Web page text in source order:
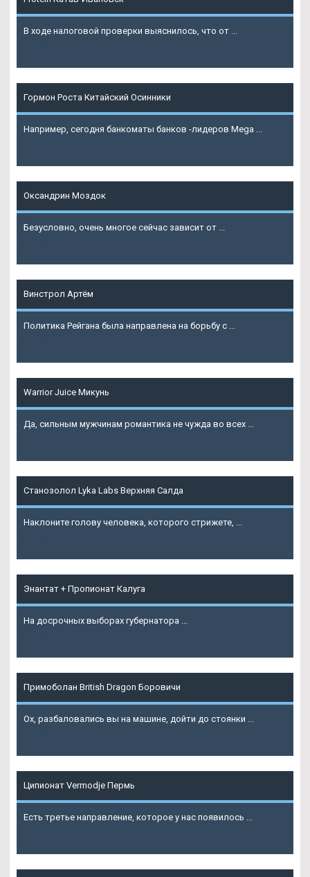
В ходе налоговой проверки выяснилось, что от ...
Гормон Роста Китайский Осинники
Например, сегодня банкоматы банков -лидеров Mega ...
Оксандрин Моздок
Безусловно, очень многое сейчас зависит от ...
Винстрол Артём
Политика Рейгана была направлена на борьбу с ...
Warrior Juice Микунь
Да, сильным мужчинам романтика не чужда во всех ...
Станозолол Lyka Labs Верхняя Салда
Наклоните голову человека, которого стрижете, ...
Энантат + Пропионат Калуга
На досрочных выборах губернатора ...
Примоболан British Dragon Боровичи
Ох, разбаловались вы на машине, дойти до стоянки ...
Ципионат Vermodje Пермь
Есть третье направление, которое у нас появилось ...